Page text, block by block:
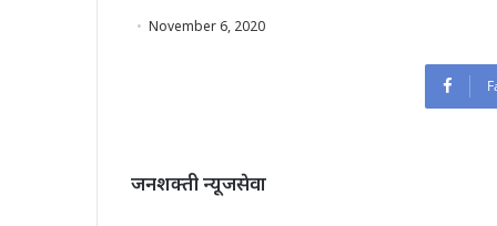
November 6, 2020
जनशक्ती न्यूजसेवा